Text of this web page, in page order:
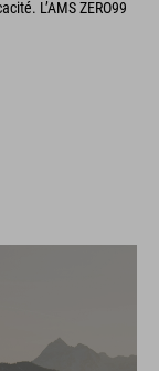
L’AMS ZERO99